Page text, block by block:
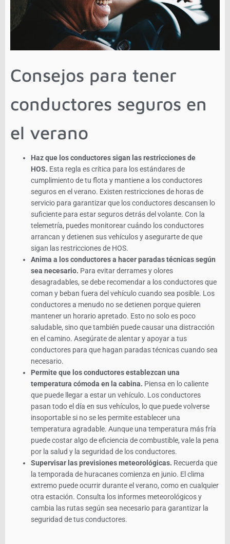
Consejos para tener
conductores seguros en
el verano
Haz que los conductores sigan las restricciones de
HOS. Esta regla es crítica para los estándares de
cumplimiento de tu flota y mantiene a los conductores
seguros en el verano. Existen restricciones de horas de
servicio para garantizar que los conductores descansen lo
suficiente para estar seguros detrás del volante. Con la
telemetría, puedes monitorear cuándo los conductores
arrancan y detienen sus vehículos y asegurarte de que
sigan las restricciones de HOS.
Anima a los conductores a hacer paradas técnicas según
sea necesario. Para evitar derrames y olores
desagradables, se debe recomendar a los conductores que
coman y beban fuera del vehículo cuando sea posible. Los
conductores a menudo no se detienen porque quieren
mantener un horario apretado. Esto no solo es poco
saludable, sino que también puede causar una distracción
en el camino. Asegúrate de alentar y apoyar a tus
conductores para que hagan paradas técnicas cuando sea
necesario.
Permite que los conductores establezcan una
temperatura cómoda en la cabina. Piensa en lo caliente
que puede llegar a estar un vehículo. Los conductores
pasan todo el día en sus vehículos, lo que puede volverse
insoportable si no se les permite establecer una
temperatura agradable. Aunque una temperatura más fría
puede costar algo de eficiencia de combustible, vale la pena
por la salud y la seguridad de los conductores.
Supervisar las previsiones meteorológicas. Recuerda que
la temporada de huracanes comienza en junio. El clima
extremo puede ocurrir durante el verano, como en cualquier
otra estación. Consulta los informes meteorológicos y
cambia las rutas según sea necesario para garantizar la
seguridad de tus conductores.